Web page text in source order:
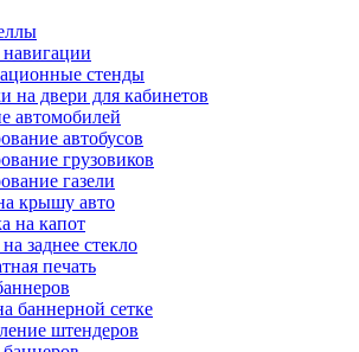
навигации
стенды
на двери для кабинетов
автомобилей
автобусов
грузовиков
газели
крышу авто
на капот
заднее стекло
печать
баннерной сетке
штендеров